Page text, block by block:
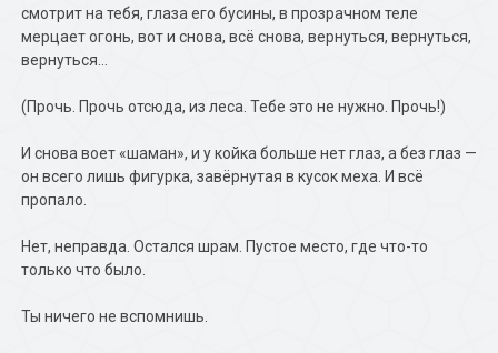
смотрит на тебя, глаза его бусины, в прозрачном теле
мерцает огонь, вот и снова, всё снова, вернуться, вернуться,
вернуться…
(Прочь. Прочь отсюда, из леса. Тебе это не нужно. Прочь!)
И снова воет «шаман», и у койка больше нет глаз, а без глаз —
он всего лишь фигурка, завёрнутая в кусок меха. И всё
пропало.
Нет, неправда. Остался шрам. Пустое место, где что-то
только что было.
Ты ничего не вспомнишь.